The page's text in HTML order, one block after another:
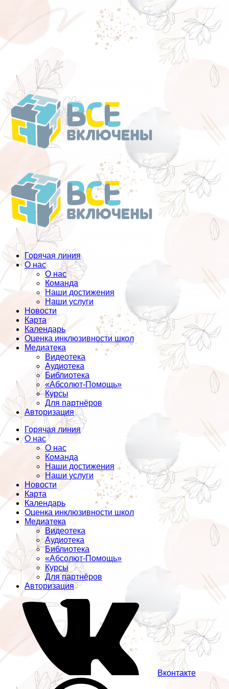
Перейти
к
содержанию
Горячая линия
О нас
О нас
Команда
Наши достижения
Наши услуги
Новости
Карта
Календарь
Оценка инклюзивности школ
Медиатека
Видеотека
Аудиотека
Библиотека
«Абсолют-Помощь»
Курсы
Для партнёров
Авторизация
Горячая линия
О нас
О нас
Команда
Наши достижения
Наши услуги
Новости
Карта
Календарь
Оценка инклюзивности школ
Медиатека
Видеотека
Аудиотека
Библиотека
«Абсолют-Помощь»
Курсы
Для партнёров
Авторизация
Вконтакте